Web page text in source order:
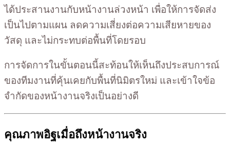
ได้ประสานงานกับหน้างานล่วงหน้า เพื่อให้การจัดส่ง
เป็นไปตามแผน ลดความเสี่ยงต่อความเสียหายของ
วัสดุ และไม่กระทบต่อพื้นที่โดยรอบ
การจัดการในขั้นตอนนี้สะท้อนให้เห็นถึงประสบการณ์
ของทีมงานที่คุ้นเคยกับพื้นที่นิมิตรใหม่ และเข้าใจข้อ
จำกัดของหน้างานจริงเป็นอย่างดี
คุณภาพอิฐเมื่อถึงหน้างานจริง